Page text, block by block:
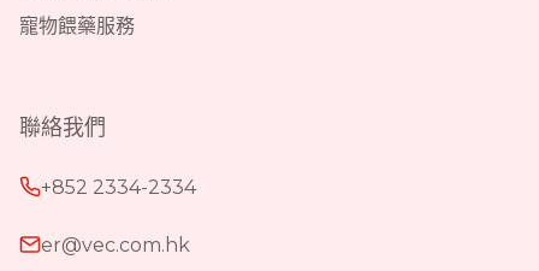
寵物餵藥服務
聯絡我們
+852 2334-2334
er@vec.com.hk